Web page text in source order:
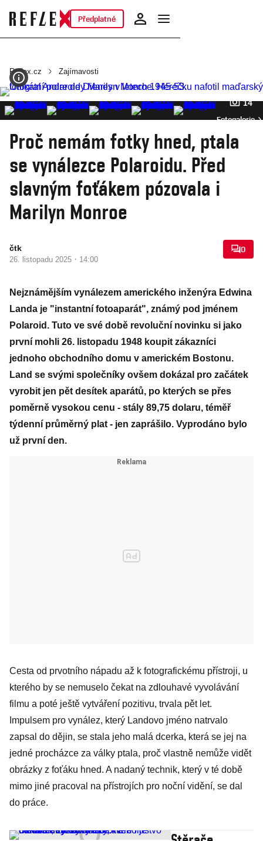
Předplatné
Reflex.cz Zajímavosti
14
Fotogalerie
Proč nemám fotky hned, ptala
se vynálezce Polaroidu. Před
slavným foťákem pózovala i
Marilyn Monroe
čtk
26. listopadu 2025 · 14:00
0
Nejznámějším vynálezem amerického inženýra Edwina
Landa je "instantní fotoaparát", známý pod jménem
Polaroid. Tuto ve své době revoluční novinku si jako
první mohli 26. listopadu 1948 koupit zákazníci
jednoho obchodního domu v americkém Bostonu.
Land se svými společníky ovšem dokázal pro začátek
vyrobit jen pět desítek aparátů, po kterých se přes
poměrně vysokou cenu - stály 89,75 dolaru, téměř
týdenní průměrný plat - jen zaprášilo. Vyprodáno bylo
už první den.
Cesta od prvotního nápadu až k fotografickému přístroji, u
kterého by se nemuselo čekat na zdlouhavé vyvolávání
filmu a poté ještě vytváření pozitivu, trvala pět let.
Impulsem pro vynález, který Landovo jméno natrvalo
zapsal do dějin, se stala jeho malá dcerka, která se jej na
jedné procházce za války ptala, proč vlastně nemůže vidět
obrázky z foťáku hned. A nadaný technik, který v té době
mimo jiné pracoval na přístrojích pro noční vidění, se dal
do práce.